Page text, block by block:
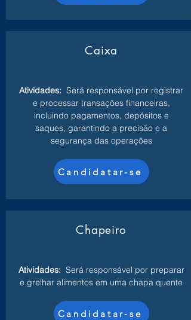
Caixa
Atividades: Será responsável por registrar
e processar transações financeiras,
incluindo pagamentos, depósitos e
saques, garantindo a precisão e a
segurança das operações
Candidatar-se
Chapeiro
Atividades: Será responsável por preparar
e grelhar alimentos em uma chapa quente
Candidatar-se